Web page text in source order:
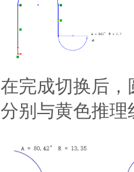
在完成切换后
分别与黄色推